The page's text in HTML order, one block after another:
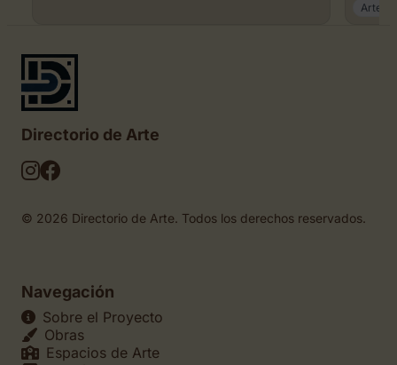
Directorio de Arte
© 2026 Directorio de Arte. Todos los derechos reservados.
Navegación
Sobre el Proyecto
Obras
Espacios de Arte